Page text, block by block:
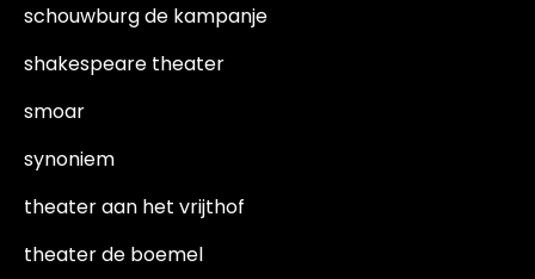
schouwburg de kampanje
shakespeare theater
smoar
synoniem
theater aan het vrijthof
theater de boemel